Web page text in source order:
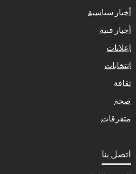
أخبار سياسية
أخبار فنية
اعلانات
انتخابات
ثقافة
صحة
متفرقات
اتصل بنا